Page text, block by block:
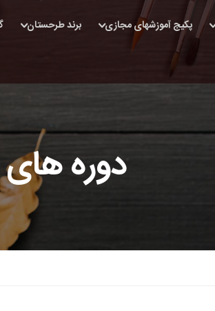
پکیج آموزشهای مجازی برند طرحستان
دوره